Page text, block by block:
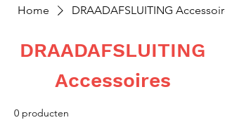
Home DRAADAFSLUITING
DRAADAFSLUITING
Accessoires
0 producten